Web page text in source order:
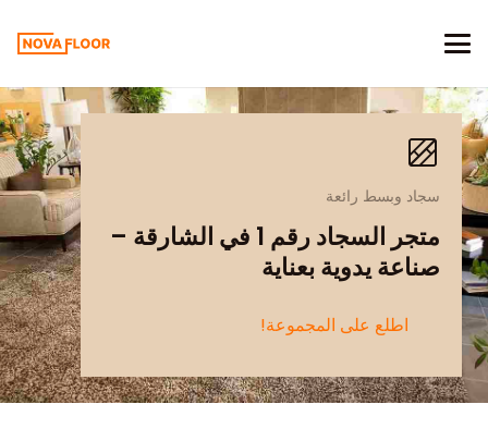
سجاد وبسط رائعة
متجر السجاد رقم 1 في الشارقة –
صناعة يدوية بعناية
اطلع على المجموعة!